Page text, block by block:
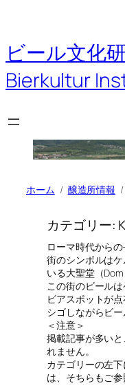
を
ス
キ
ッ
ビール文化
Bierkultur
ホーム 醸造所情報
カテゴリー:
ローマ時代からの
街のシンボルは
いる大聖堂（Dom
この街のビール
ビアスポットが
シゴしながらビー
＜注意＞
掲載記事が多い
れません。
カテゴリーの左
は、そちらもご参